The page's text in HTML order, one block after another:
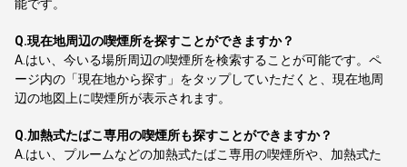
能です。
Q.現在地周辺の喫煙所を探すことができますか？
A. はい、今いる場所周辺の喫煙所を検索することが可能です。ペ
ージ内の「現在地から探す」をタップしていただくと、現在地周
辺の地図上に喫煙所が表示されます。
Q.加熱式たばこ専用の喫煙所も探すことができますか？
A. はい、プルームなどの加熱式たばこ専用の喫煙所や、加熱式た